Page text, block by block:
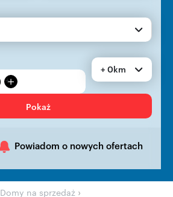
+
+ 0km
Pokaż
Powiadom o nowych ofertach
Domy na sprzedaż ›